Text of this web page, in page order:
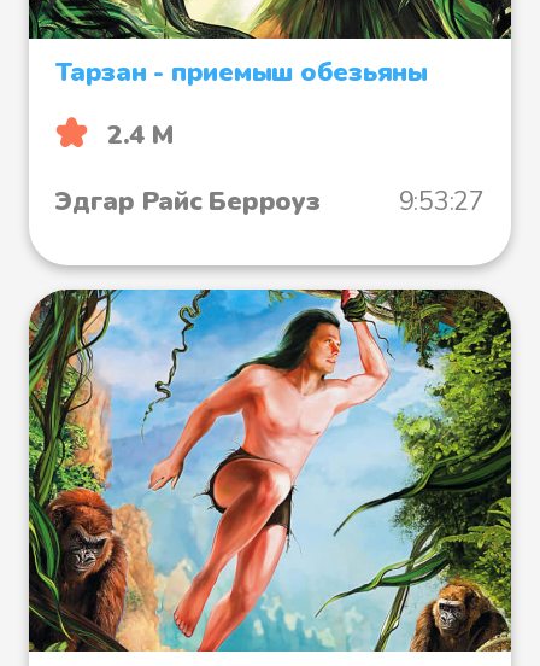
Тарзан - приемыш обезьяны
2.4 М
Эдгар Райс Берроуз
9:53:27